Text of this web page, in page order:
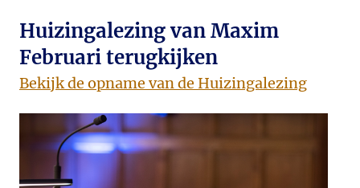
Huizingalezing van Maxim
Februari terugkijken
Bekijk de opname van de Huizingalezing